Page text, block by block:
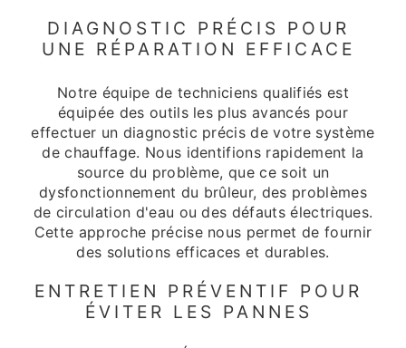
DIAGNOSTIC PRÉCIS POUR
UNE RÉPARATION EFFICACE
Notre équipe de techniciens qualifiés est
équipée des outils les plus avancés pour
effectuer un diagnostic précis de votre système
de chauffage. Nous identifions rapidement la
source du problème, que ce soit un
dysfonctionnement du brûleur, des problèmes
de circulation d'eau ou des défauts électriques.
Cette approche précise nous permet de fournir
des solutions efficaces et durables.
ENTRETIEN PRÉVENTIF POUR
ÉVITER LES PANNES